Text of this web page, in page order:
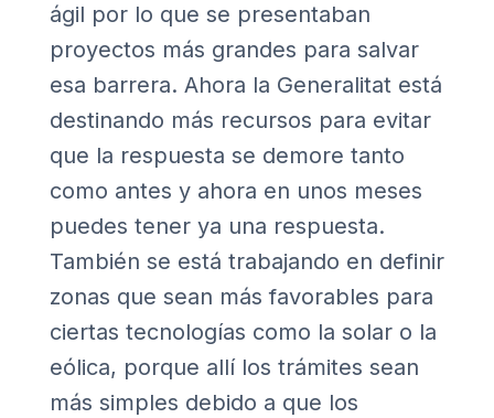
ágil por lo que se presentaban
proyectos más grandes para salvar
esa barrera. Ahora la Generalitat está
destinando más recursos para evitar
que la respuesta se demore tanto
como antes y ahora en unos meses
puedes tener ya una respuesta.
También se está trabajando en definir
zonas que sean más favorables para
ciertas tecnologías como la solar o la
eólica, porque allí los trámites sean
más simples debido a que los